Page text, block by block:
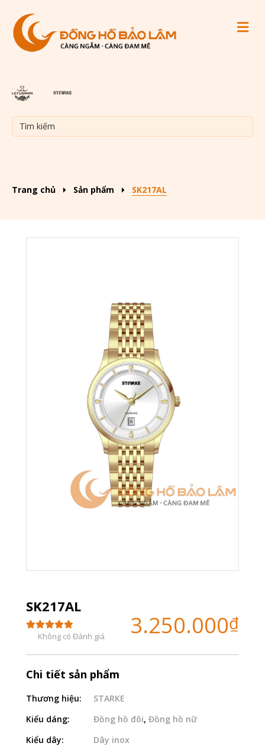
Trang chủ Sản phẩm SK217AL
SK217AL
Không có Đánh giá 3.250.000₫
Chi tiết sản phẩm
Thương hiệu:
STARKE
Kiểu dáng:
Đồng hồ đôi, Đồng hồ nữ
Kiểu dây:
Dây inox